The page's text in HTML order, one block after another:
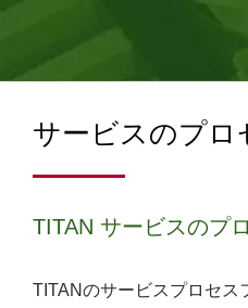
サービスのプロ
TITAN サービスのプ
TITANのサービスプロセス